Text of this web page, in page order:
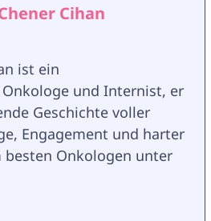
Cihan
ist ein
und Internist, er
Geschichte voller
Engagement und harter
besten Onkologen unter